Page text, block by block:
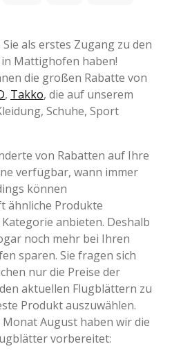
als erstes Zugang zu den
Mattighofen haben!
die großen Rabatte von
, Takko, die auf unserem
Schuhe, Sport
von Rabatten auf Ihre
verfügbar, wann immer
können
ähnliche Produkte
anbieten. Deshalb
noch mehr bei Ihren
sparen. Sie fragen sich
nur die Preise der
aktuellen Flugblättern zu
Produkt auszuwählen.
Monat August haben wir die
vorbereitet: